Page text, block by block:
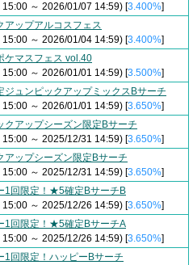
～ 2026/01/07 14:59) [3.400%]
アップアルコスフェス
～ 2026/01/04 14:59) [3.400%]
ケマスフェス vol.40
～ 2026/01/01 14:59) [3.500%]
ジュンピックアップミックスBサーチ
～ 2026/01/01 14:59) [3.650%]
クアップシーズン限定Bサーチ
～ 2025/12/31 14:59) [3.650%]
アップシーズン限定Bサーチ
～ 2025/12/31 14:59) [3.650%]
1回限定！★5確定BサーチB
～ 2025/12/26 14:59) [3.650%]
1回限定！★5確定BサーチA
～ 2025/12/26 14:59) [3.650%]
1回限定！ハッピーBサーチ